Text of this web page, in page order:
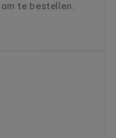
te bestellen.